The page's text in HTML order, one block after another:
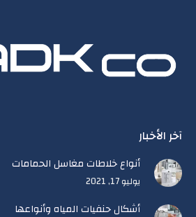
new
window
new
window
آخر الأخبار
أنواع خلاطات مغاسل الحمامات
يوليو 17, 2021
أشكال حنفيات المياه وأنواعها